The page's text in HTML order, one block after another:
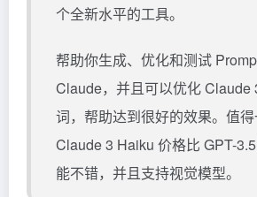
个全新水平的工具。
帮助你生成、优化和测试
Claude，并且可以优化Claude
词，帮助达到很好的效果。值得
Claude 3 Haiku 价格比 GPT-
能不错，并且支持视觉模型。